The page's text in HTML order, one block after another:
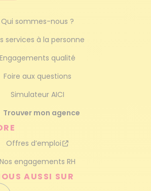
Qui sommes-nous ?
services à la personne
Engagements qualité
Foire aux questions
Simulateur AICI
Trouver mon agence
Offres d’emploi
Nos engagements RH
AUSSI SUR